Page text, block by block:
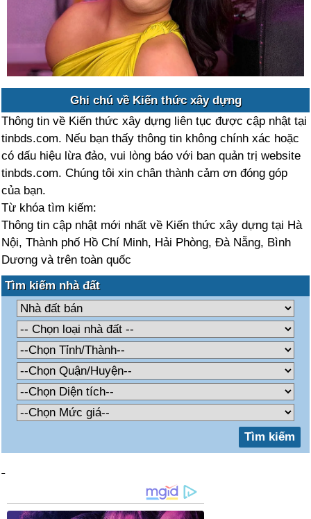
Ghi chú về Kiến thức xây dựng
Thông tin về Kiến thức xây dựng liên tục được cập nhật tại
tinbds.com. Nếu bạn thấy thông tin không chính xác hoặc
có dấu hiệu lừa đảo, vui lòng báo với ban quản trị website
tinbds.com. Chúng tôi xin chân thành cảm ơn đóng góp
của bạn.
Từ khóa tìm kiếm:
Thông tin cập nhật mới nhất về Kiến thức xây dựng tại Hà
Nội, Thành phố Hồ Chí Minh, Hải Phòng, Đà Nẵng, Bình
Dương và trên toàn quốc
Tìm kiếm nhà đất